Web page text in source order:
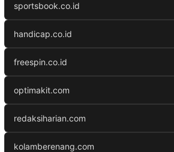
sportsbook.co.id
handicap.co.id
freespin.co.id
optimakit.com
redaksiharian.com
kolamberenang.com